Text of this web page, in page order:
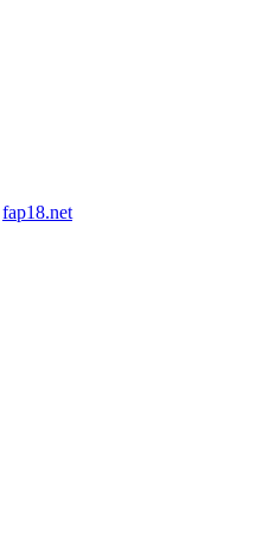
fap18.net